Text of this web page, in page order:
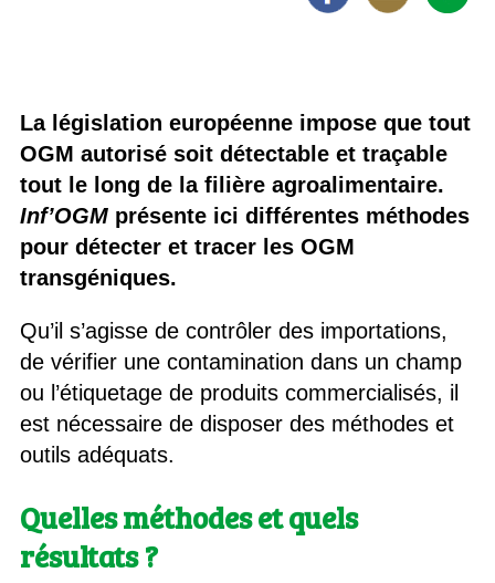
La législation européenne impose que tout
OGM autorisé soit détectable et traçable
tout le long de la filière agroalimentaire.
Inf’OGMprésente ici différentes méthodes
pour détecter et tracer les OGM
transgéniques.
Qu’il s’agisse de contrôler des importations,
de vérifier une contamination dans un champ
ou l’étiquetage de produits commercialisés, il
est nécessaire de disposer des méthodes et
outils adéquats.
Quelles méthodes et quels
résultats ?